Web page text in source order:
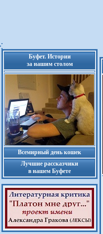
Буфет. Истории
за нашим столом
Всемирный день кошек
Лучшие рассказчики
в нашем Буфете